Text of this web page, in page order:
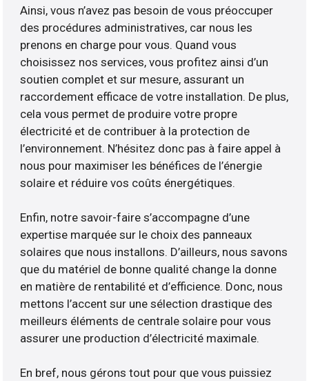
Ainsi, vous n’avez pas besoin de vous préoccuper
des procédures administratives, car nous les
prenons en charge pour vous. Quand vous
choisissez nos services, vous profitez ainsi d’un
soutien complet et sur mesure, assurant un
raccordement efficace de votre installation. De plus,
cela vous permet de produire votre propre
électricité et de contribuer à la protection de
l’environnement. N’hésitez donc pas à faire appel à
nous pour maximiser les bénéfices de l’énergie
solaire et réduire vos coûts énergétiques.
Enfin, notre savoir-faire s’accompagne d’une
expertise marquée sur le choix des panneaux
solaires que nous installons. D’ailleurs, nous savons
que du matériel de bonne qualité change la donne
en matière de rentabilité et d’efficience. Donc, nous
mettons l’accent sur une sélection drastique des
meilleurs éléments de centrale solaire pour vous
assurer une production d’électricité maximale.
En bref, nous gérons tout pour que vous puissiez